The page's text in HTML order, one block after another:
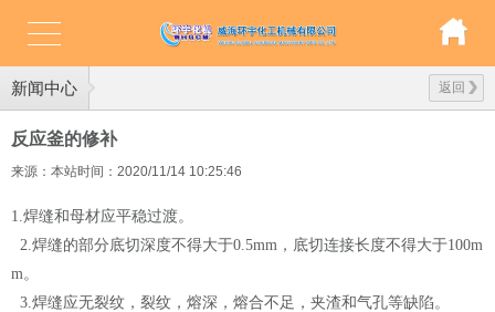
新闻中心 返回
反应釜的修补
来源：本站时间：2020/11/14 10:25:46
1.焊缝和母材应平稳过渡。
2.焊缝的部分底切深度不得大于0.5mm，底切连接长度不得大于100m
m。
3.焊缝应无裂纹，裂纹，熔深，熔合不足，夹渣和气孔等缺陷。